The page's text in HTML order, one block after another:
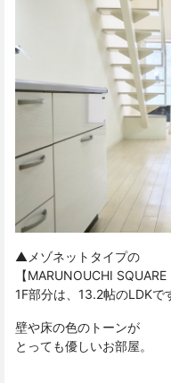
▲メゾネットタイプの
【MARUNOUCHI
1F部分は、13.2帖のLDKで
壁や床の色のトーンが
とっても優しいお部屋。